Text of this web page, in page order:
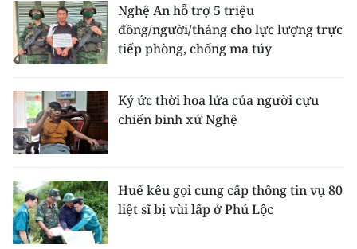
Nghệ An hỗ trợ 5 triệu
đồng/người/tháng cho lực lượng trực
tiếp phòng, chống ma túy
Ký ức thời hoa lửa của người cựu
chiến binh xứ Nghệ
Huế kêu gọi cung cấp thông tin vụ 80
liệt sĩ bị vùi lấp ở Phú Lộc